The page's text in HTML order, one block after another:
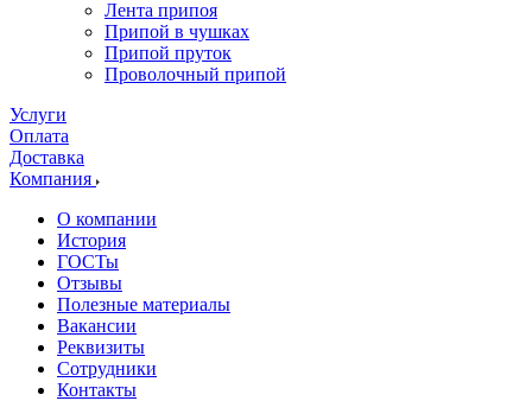
Лента припоя
Припой в чушках
Припой пруток
Проволочный припой
Услуги
Оплата
Доставка
Компания
О компании
История
ГОСТы
Отзывы
Полезные материалы
Вакансии
Реквизиты
Сотрудники
Контакты